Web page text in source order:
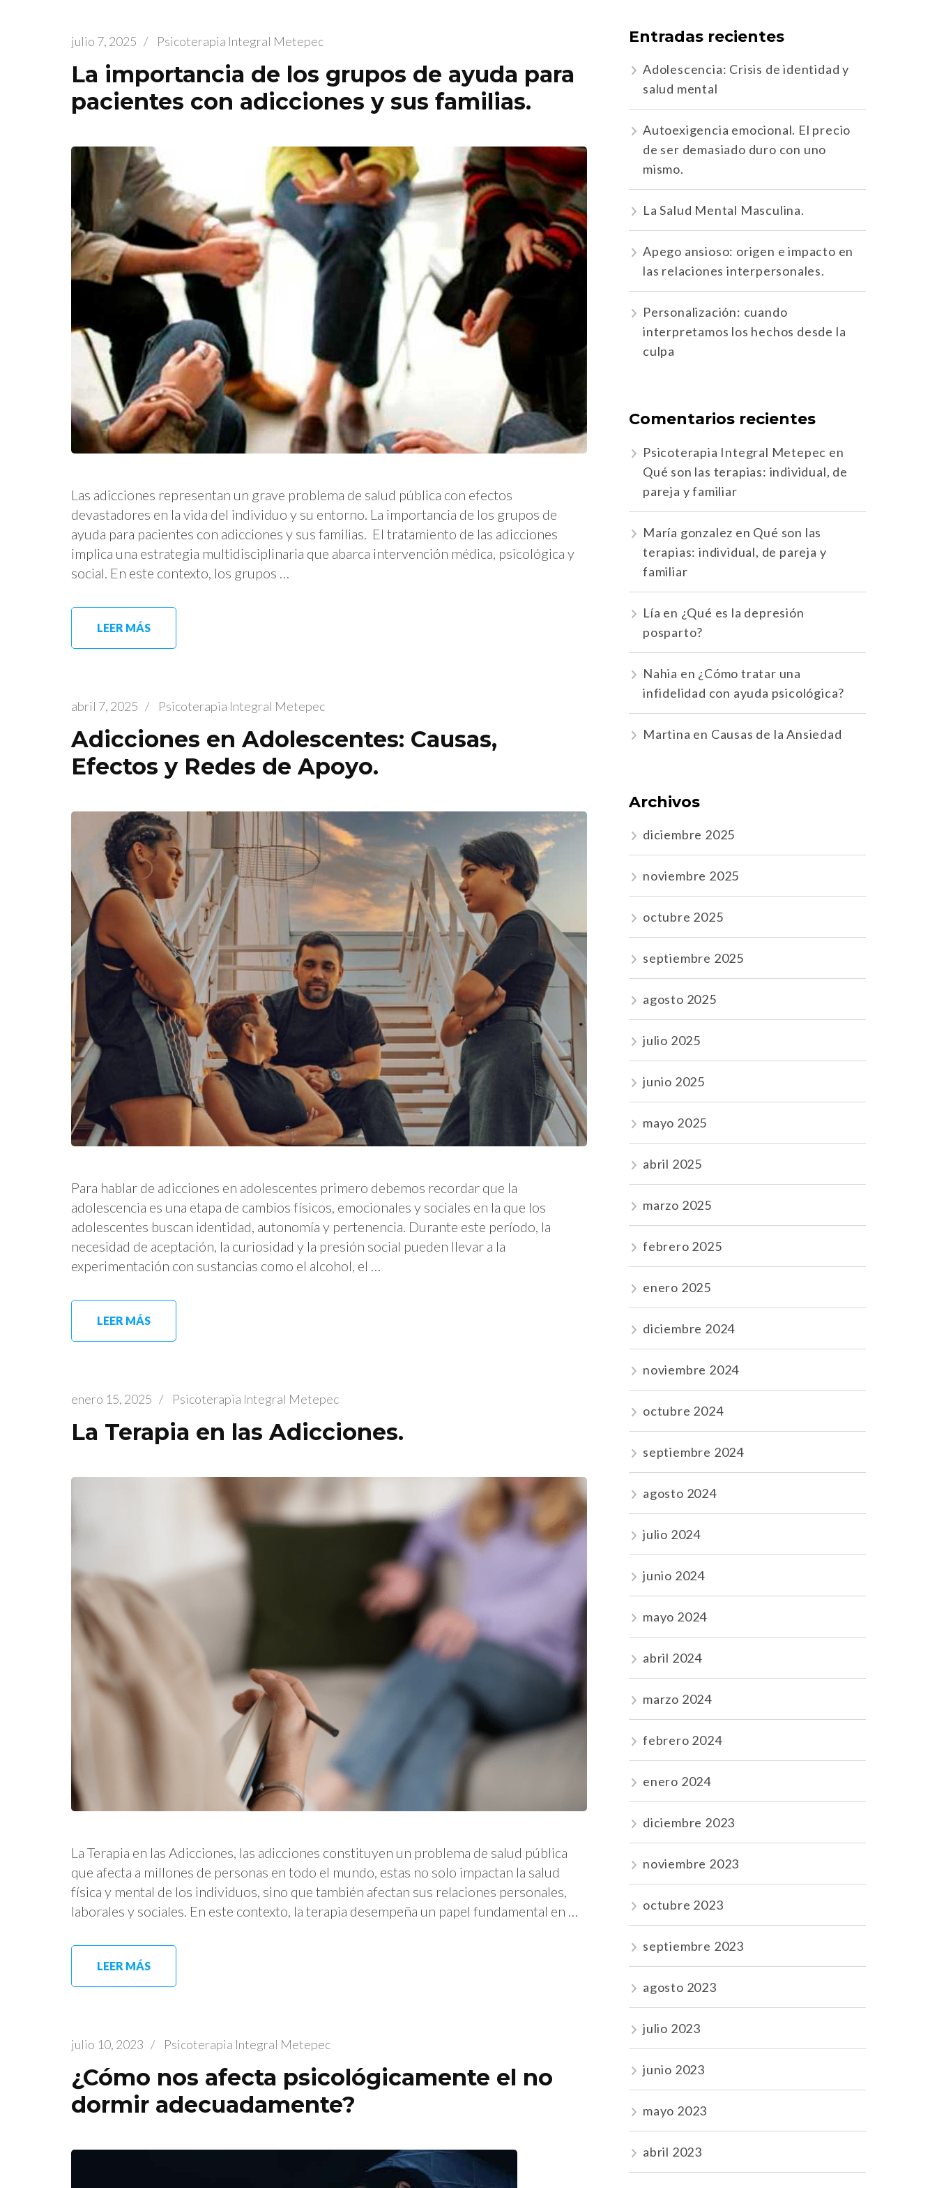
julio 7, 2025 / Psicoterapia Integral Metepec
La importancia de los grupos de ayuda para
pacientes con adicciones y sus familias.
Las adicciones representan un grave problema de salud pública con efectos
devastadores en la vida del individuo y su entorno. La importancia de los grupos de
ayuda para pacientes con adicciones y sus familias. El tratamiento de las adicciones
implica una estrategia multidisciplinaria que abarca intervención médica, psicológica y
social. En este contexto, los grupos …
LEER MÁS
abril 7, 2025 / Psicoterapia Integral Metepec
Adicciones en Adolescentes: Causas,
Efectos y Redes de Apoyo.
Para hablar de adicciones en adolescentes primero debemos recordar que la
adolescencia es una etapa de cambios físicos, emocionales y sociales en la que los
adolescentes buscan identidad, autonomía y pertenencia. Durante este período, la
necesidad de aceptación, la curiosidad y la presión social pueden llevar a la
experimentación con sustancias como el alcohol, el …
LEER MÁS
enero 15, 2025 / Psicoterapia Integral Metepec
La Terapia en las Adicciones.
La Terapia en las Adicciones, las adicciones constituyen un problema de salud pública
que afecta a millones de personas en todo el mundo, estas no solo impactan la salud
física y mental de los individuos, sino que también afectan sus relaciones personales,
laborales y sociales. En este contexto, la terapia desempeña un papel fundamental en …
LEER MÁS
julio 10, 2023 / Psicoterapia Integral Metepec
¿Cómo nos afecta psicológicamente el no
dormir adecuadamente?
Entradas recientes
Adolescencia: Crisis de identidad y
salud mental
Autoexigencia emocional. El precio
de ser demasiado duro con uno
mismo.
La Salud Mental Masculina.
Apego ansioso: origen e impacto en
las relaciones interpersonales.
Personalización: cuando
interpretamos los hechos desde la
culpa
Comentarios recientes
Psicoterapia Integral Metepec en
Qué son las terapias: individual, de
pareja y familiar
María gonzalez en Qué son las
terapias: individual, de pareja y
familiar
Lía en ¿Qué es la depresión
posparto?
Nahia en ¿Cómo tratar una
infidelidad con ayuda psicológica?
Martina en Causas de la Ansiedad
Archivos
diciembre 2025
noviembre 2025
octubre 2025
septiembre 2025
agosto 2025
julio 2025
junio 2025
mayo 2025
abril 2025
marzo 2025
febrero 2025
enero 2025
diciembre 2024
noviembre 2024
octubre 2024
septiembre 2024
agosto 2024
julio 2024
junio 2024
mayo 2024
abril 2024
marzo 2024
febrero 2024
enero 2024
diciembre 2023
noviembre 2023
octubre 2023
septiembre 2023
agosto 2023
julio 2023
junio 2023
mayo 2023
abril 2023